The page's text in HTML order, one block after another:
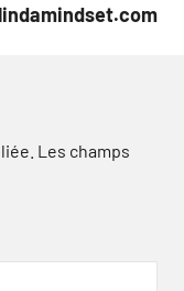
Les champs